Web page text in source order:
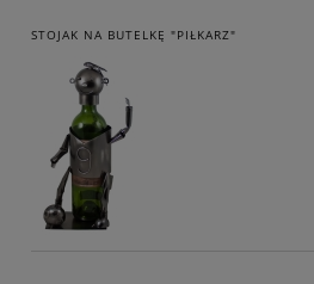
STOJAK NA BUTELKĘ "PIŁKARZ"